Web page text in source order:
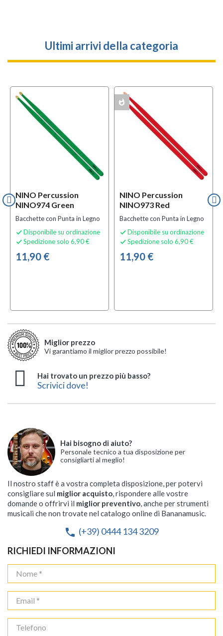
Ultimi arrivi della categoria
NINO Percussion
NINO974 Green
Bacchette con Punta in Legno
 Disponibile su ordinazione
 Spedizione solo 6,90 €
11,90 €
NINO Percussion
NINO973 Red
Bacchette con Punta in Legno
 Disponibile su ordinazione
 Spedizione solo 6,90 €
11,90 €
whatshot
Miglior prezzo
Vi garantiamo il miglior prezzo possibile!
Hai trovato un prezzo più basso?
Scrivici dove!
Hai bisogno di aiuto?
Personale tecnico a tua disposizione per
consigliarti al meglio!
Il nostro staff è a vostra completa disposizione, per potervi
consigliare sul miglior acquisto, rispondere alle vostre
domande o offrirvi il miglior preventivo, anche per strumenti
musicali che non trovate nel catalogo online di Bananamusic.
phone (+39) 0444 134 3209
RICHIEDI INFORMAZIONI